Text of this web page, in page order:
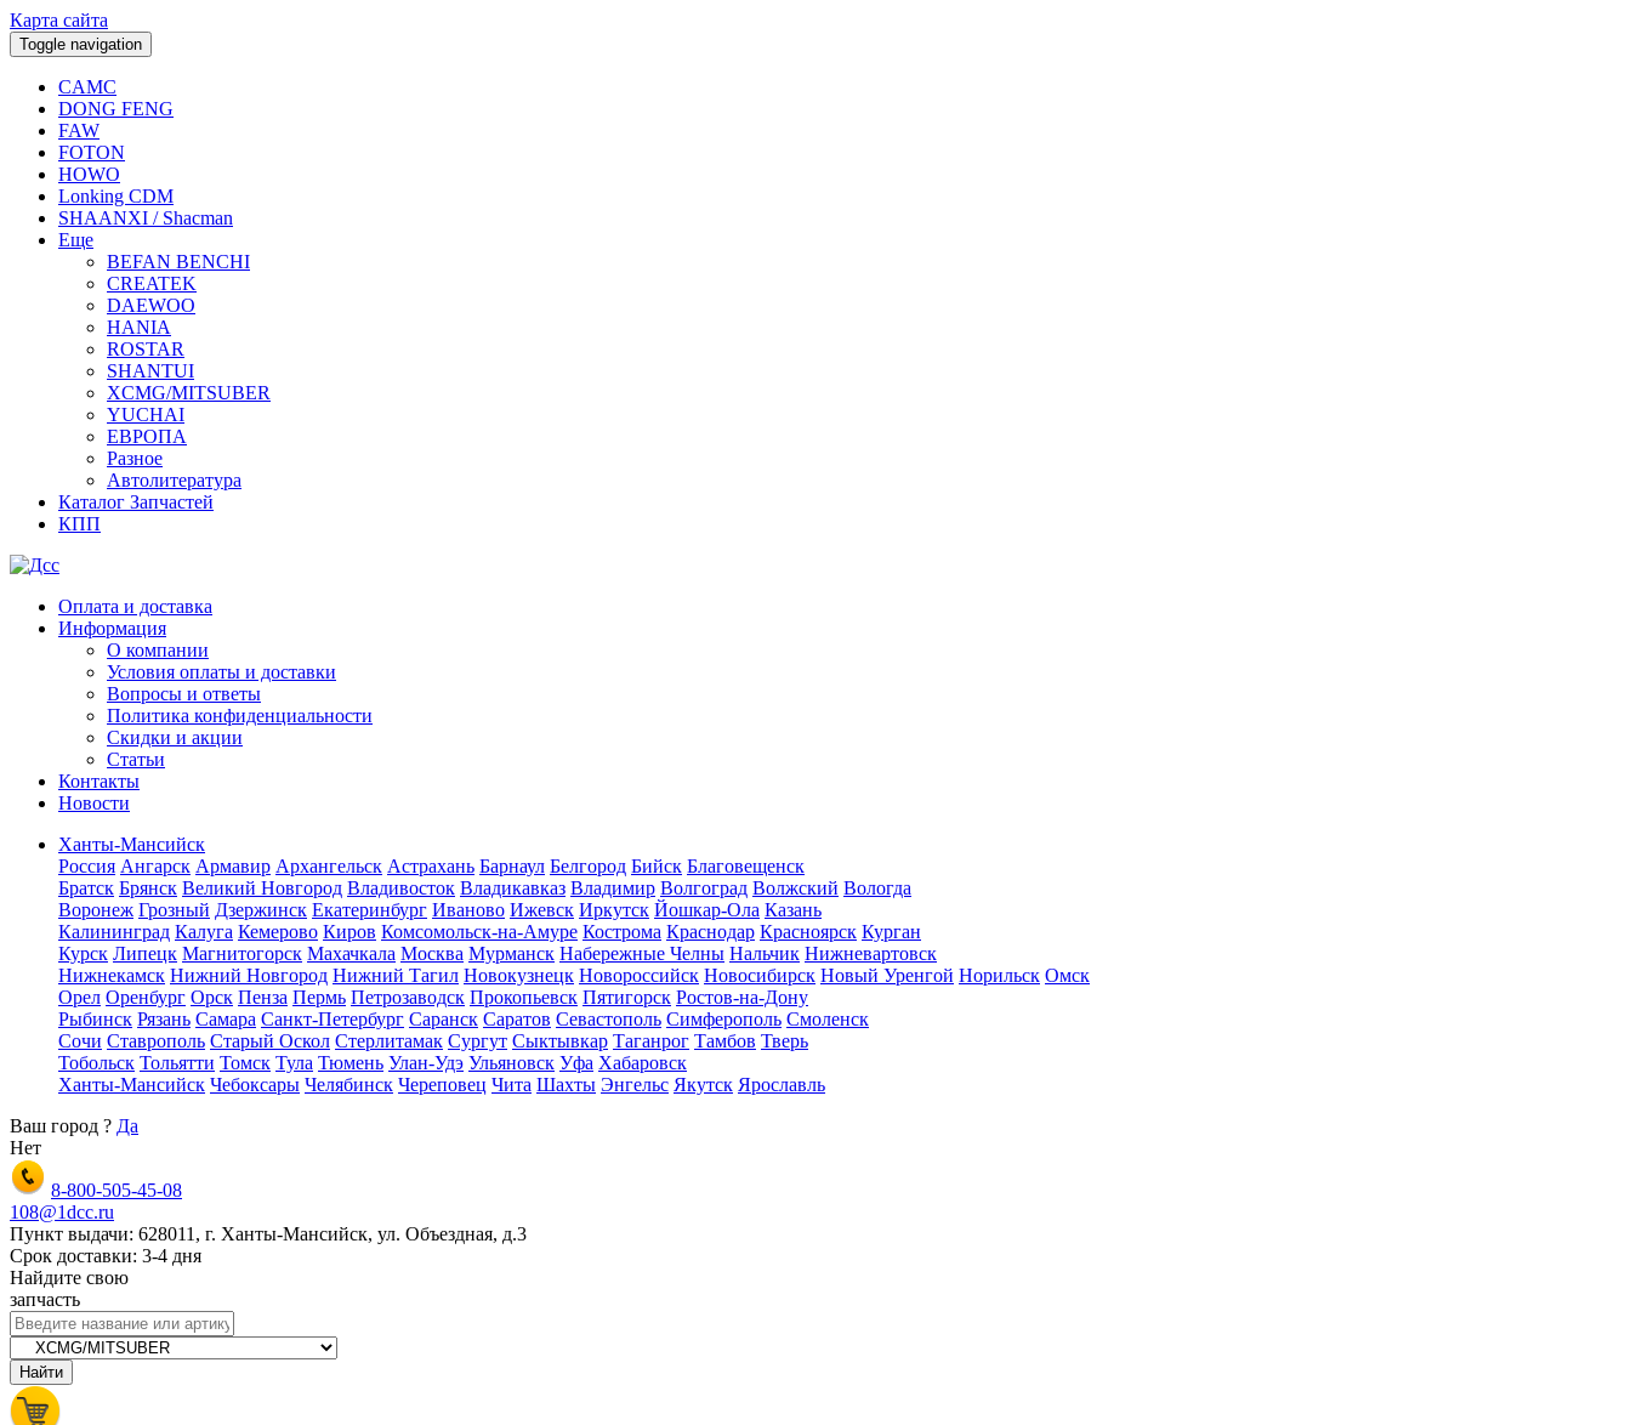
Карта сайта
Toggle navigation
CAMC
DONG FENG
FAW
FOTON
HOWO
Lonking CDM
SHAANXI / Shacman
Еще
BEFAN BENCHI
CREATEK
DAEWOO
HANIA
ROSTAR
SHANTUI
XCMG/MITSUBER
YUCHAI
ЕВРОПА
Разное
Aвтолитература
Каталог Запчастей
КПП
Оплата и доставка
Информация
О компании
Условия оплаты и доставки
Вопросы и ответы
Политика конфиденциальности
Скидки и акции
Статьи
Контакты
Новости
Ханты-Мансийск
Россия Ангарск Армавир Архангельск Астрахань Барнаул Белгород Бийск Благовещенск
Братск Брянск Великий Новгород Владивосток Владикавказ Владимир Волгоград Волжский Вологда
Воронеж Грозный Дзержинск Екатеринбург Иваново Ижевск Иркутск Йошкар-Ола Казань
Калининград Калуга Кемерово Киров Комсомольск-на-Амуре Кострома Краснодар Красноярск Курган
Курск Липецк Магнитогорск Махачкала Москва Мурманск Набережные Челны Нальчик Нижневартовск
Нижнекамск Нижний Новгород Нижний Тагил Новокузнецк Новороссийск Новосибирск Новый Уренгой Норильск Омск
Орел Оренбург Орск Пенза Пермь Петрозаводск Прокопьевск Пятигорск Ростов-на-Дону
Рыбинск Рязань Самара Санкт-Петербург Саранск Саратов Севастополь Симферополь Смоленск
Сочи Ставрополь Старый Оскол Стерлитамак Сургут Сыктывкар Таганрог Тамбов Тверь
Тобольск Тольятти Томск Тула Тюмень Улан-Удэ Ульяновск Уфа Хабаровск
Ханты-Мансийск Чебоксары Челябинск Череповец Чита Шахты Энгельс Якутск Ярославль
Ваш город ? Да
Нет
8-800-505-45-08
108@1dcc.ru
Пункт выдачи: 628011, г. Ханты-Мансийск, ул. Объездная, д.3
Срок доставки: 3-4 дня
Найдите свою
запчасть